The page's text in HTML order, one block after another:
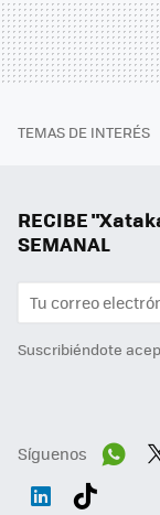
TEMAS DE INTERÉS
RECIBE
SEMANAL
Suscribiéndote
Síguenos